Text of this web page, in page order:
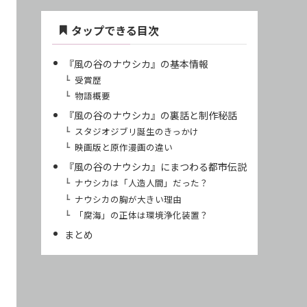
タップできる目次
『風の谷のナウシカ』の基本情報
受賞歴
物語概要
『風の谷のナウシカ』の裏話と制作秘話
スタジオジブリ誕生のきっかけ
映画版と原作漫画の違い
『風の谷のナウシカ』にまつわる都市伝説
ナウシカは「人造人間」だった？
ナウシカの胸が大きい理由
「腐海」の正体は環境浄化装置？
まとめ